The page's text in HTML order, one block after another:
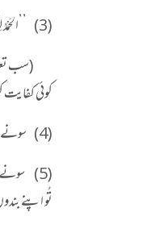
(3) ’’الحَمْدُ لِلّٰہِ الّذی أَطْعَمَنَا، وَ سَقَانَا، وَ کَفَانَا، وَ آوَانَا، فَکَمْ مِمَّنْ لا کَافِیَ لہ، وَلَا مُؤْوِیَ‘‘۔ (رواہ مسلم، مشکوٰۃ: 2386)
(سب
کوئی کفایت
(4) سونے سے پہلے ’’سُبْحَانَ اللّٰہ‘‘ تینتیس (33) مرتبہ، ’’الْحمدُ اللّٰہ‘‘ تینتیس (33) مرتبہ اور ’’اللّٰہُ أکْبَر‘‘ چونتیس (34) مرتبہ پڑھے۔ (مشکوٰۃ: 2387)
تُو اپنے